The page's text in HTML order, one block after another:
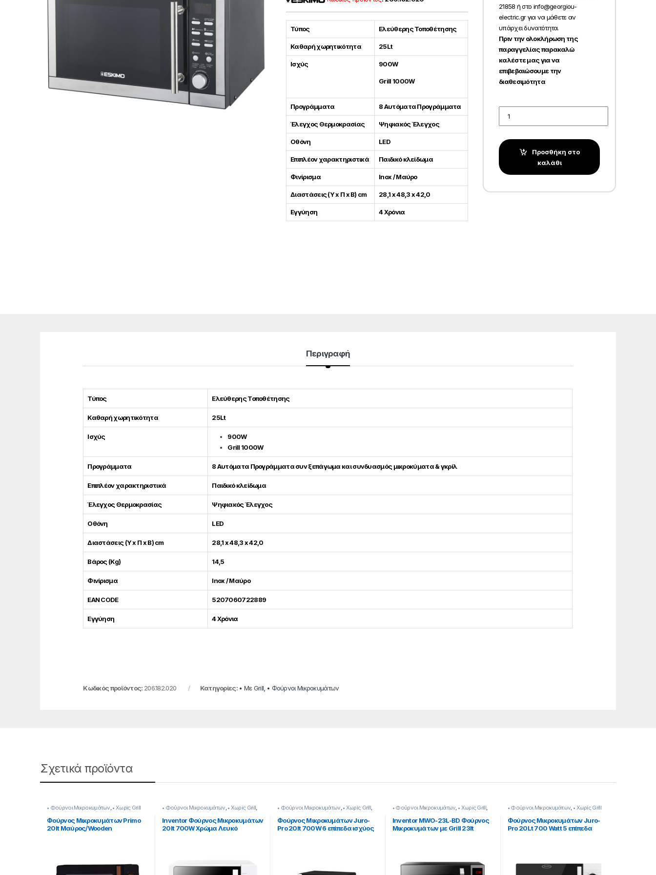
Τύπος Ελεύθερης Τοποθέτησης
Καθαρή χωρητικότητα 25Lt
Ισχύς 900W
Grill 1000W
Προγράμματα 8 Αυτόματα Προγράμματα
Έλεγχος Θερμοκρασίας Ψηφιακός Έλεγχος
Οθόνη LED
Επιπλέον χαρακτηριστικά Παιδικό κλείδωμα
Φινίρισμα Inox / Μαύρο
Διαστάσεις (Υ x Π x Β) cm 28,1 x 48,3 x 42,0
Εγγύηση 4 Χρόνια
21858 ή στο info@georgiou-
electric.gr για να μάθετε αν
υπάρχει δυνατότητα.
Πριν την ολοκλήρωση της
παραγγελίας παρακαλώ
καλέστε μας για να
επιβεβαιώσουμε την
διαθεσιμότητα
Προσθήκη στο
καλάθι
Περιγραφή
Τύπος Ελεύθερης Τοποθέτησης
Καθαρή χωρητικότητα 25Lt
Ισχύς
900W
Grill 1000W
Προγράμματα 8 Αυτόματα Προγράμματα συν ξεπάγωμα και συνδυασμός μικροκύματα & γκρίλ
Επιπλέον χαρακτηριστικά Παιδικό κλείδωμα
Έλεγχος Θερμοκρασίας Ψηφιακός Έλεγχος
Οθόνη LED
Διαστάσεις (Υ x Π x Β) cm 28,1 x 48,3 x 42,0
Βάρος (Kg) 14,5
Φινίρισμα Inox / Μαύρο
EAN CODE 5207060722889
Εγγύηση 4 Χρόνια
Κωδικός προϊόντος: 206.182.020 Κατηγορίες: • Με Grill, • Φούρνοι Μικροκυμάτων
Σχετικά προϊόντα
• Φούρνοι Μικροκυμάτων • Χωρiς Grill
Φούρνος Μικροκυμάτων Primo
20lt Μαύρος/Wooden
• Φούρνοι Μικροκυμάτων • Χωρiς Grill
Inventor
Inventor Φούρνος Μικροκυμάτων
20lt 700W Χρώμα Λευκό
• Φούρνοι Μικροκυμάτων • Χωρiς Grill
Juro Pro
Φούρνος Μικροκυμάτων Juro-
Pro 20lt 700W 6 επίπεδα ισχύος
• Φούρνοι Μικροκυμάτων • Χωρiς Grill,
Inventor
Inventor MWO-23L-BD Φούρνος
Μικροκυμάτων με Grill 23lt
• Φούρνοι Μικροκυμάτων • Χωρiς Grill
Φούρνος Μικροκυμάτων Juro-
Pro 20Lt 700 Watt 5 επίπεδα